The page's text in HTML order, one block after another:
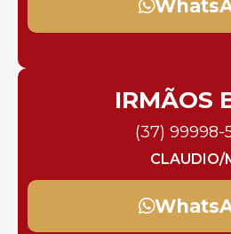
IRMÃOS
(37) 99998-
CLAUDIO/